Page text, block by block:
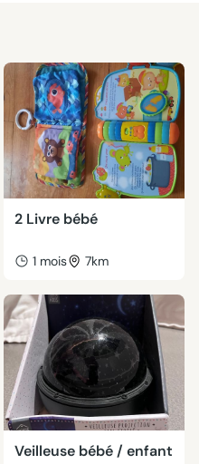
2 Livre bébé
1 mois 7km
Veilleuse bébé / enfant